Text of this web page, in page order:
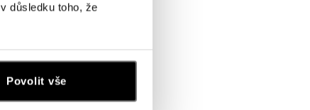
důsledku toho, že
Povolit vše